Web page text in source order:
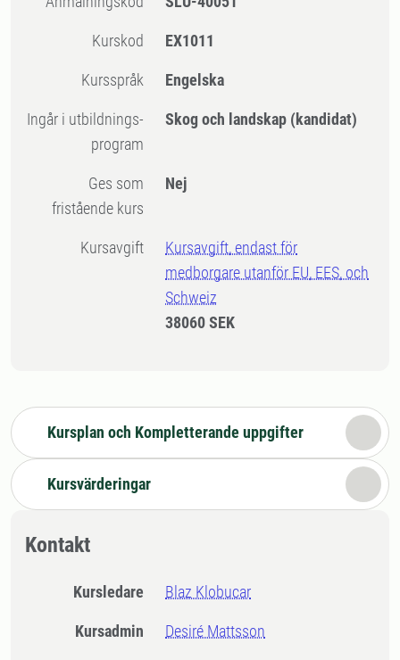
Kurskod EX1011
Kursspråk Engelska
Ingår i utbildnings-
program
Skog och landskap (kandidat)
Ges som
fristående kurs
Nej
Kursavgift
Kursavgift, endast för
medborgare utanför EU, EES, och
Schweiz
38060 SEK
Kursplan och Kompletterande uppgifter
Kursvärderingar
Kontakt
Kursledare Blaz Klobucar
Kursadmin Desiré Mattsson